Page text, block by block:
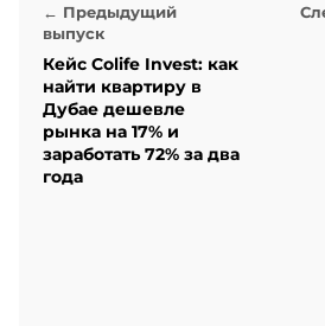
Если успею,
двух кейсах, но
бы хотела
Елизаветы
← Предыдущий
выпуск
Кейс Colife Invest: как
найти квартиру в
Дубае дешевле
рынка на 17% и
заработать 72% за два
года